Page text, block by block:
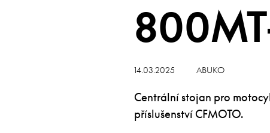
14.03.2025 ABUKO
Centrální stojan pro
příslušenství CFMOTO.